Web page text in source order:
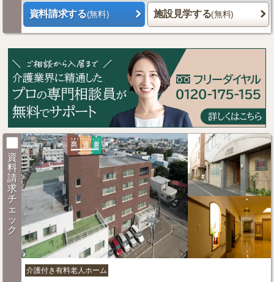
資料請求する(無料) 施設見学する(無料)
資
料
請
求
チ
ェ
ッ
ク
介護付き有料老人ホーム